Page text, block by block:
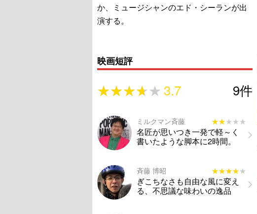
か、ミュージシャンのエド・シーランが出
演する。
映画短評
★★★★★
★★★★★ 3.7 9件
ミルクマン斉藤 ★★★★★
★★★★★
名匠が思いつき一発で軽～く
書いたような脚本に2時間。
斉藤 博昭 ★★★★★
★★★★★
ぎこちなさも自由な風に変え
る、不思議な味わいの逸品